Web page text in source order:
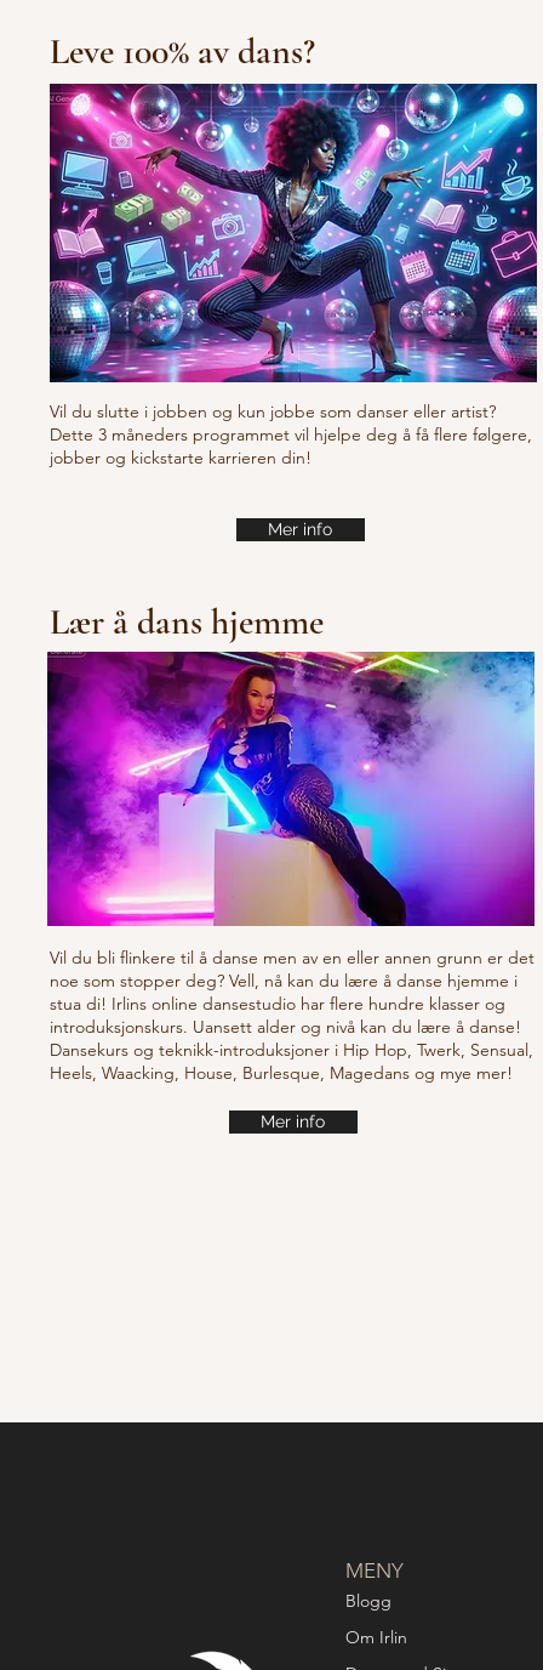
Fresh new set choreo
10/10/10
Leve 100% av dans?
Vil du slutte i jobben og kun jobbe som danser eller artist?
Dette 3 måneders programmet vil hjelpe deg å få flere følgere,
jobber og kickstarte karrieren din!
Mer info
Lær å dans hjemme
Vil du bli flinkere til å danse men av en eller annen grunn er det
noe som stopper deg? Vell, nå kan du lære å danse hjemme i
stua di! Irlins online dansestudio har flere hundre klasser og
introduksjonskurs. Uansett alder og nivå kan du lære å danse!
Dansekurs og teknikk-introduksjoner i Hip Hop, Twerk, Sensual,
Heels, Waacking, House, Burlesque, Magedans og mye mer!
Mer info
MENY
Blogg
Om Irlin